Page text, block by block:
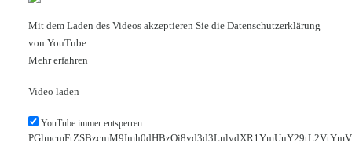
Mit dem Laden des Videos akzeptieren Sie die Datenschutzerklärung
von YouTube.
Mehr erfahren
Video laden
YouTube immer entsperren